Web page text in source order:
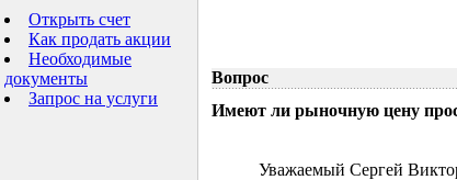
Открыть счет
Как продать акции
Необходимые
документы
Запрос на услуги
Вопрос
Имеют ли рыночную цену
Уважаемый Сергей